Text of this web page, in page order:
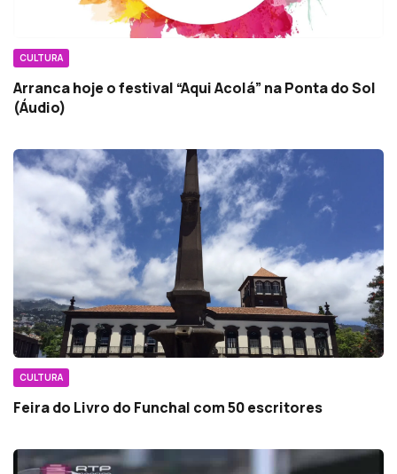
CULTURA
Arranca hoje o festival “Aqui Acolá” na Ponta do Sol
(Áudio)
CULTURA
Feira do Livro do Funchal com 50 escritores